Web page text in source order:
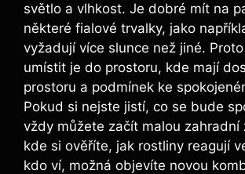
světlo a vlhkost. Je dobré mít na
některé fialové trvalky, jako
⁤vyžadují více slunce než jiné.
umístit je do prostoru, kde mají
prostoru a podmínek‌ ke
Pokud si nejste jistí, co se bude
vždy můžete začít‌ malou zahradní
kde si ověříte, jak rostliny reagují
kdo ví, možná objevíte novou